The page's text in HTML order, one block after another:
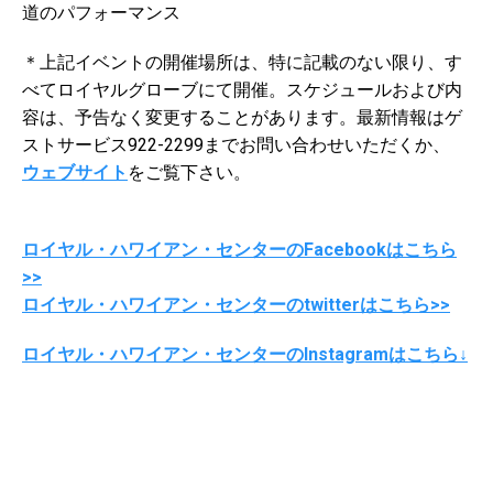
道のパフォーマンス
＊上記イベントの開催場所は、特に記載のない限り、す
べてロイヤルグローブにて開催。スケジュールおよび内
容は、予告なく変更することがあります。最新情報はゲ
ストサービス922-2299までお問い合わせいただくか、
ウェブサイト をご覧下さい。
ロイヤル・ハワイアン・センターのFacebookはこちら
>>
ロイヤル・ハワイアン・センターのtwitterはこちら>>
ロイヤル・ハワイアン・センターのInstagramはこちら↓